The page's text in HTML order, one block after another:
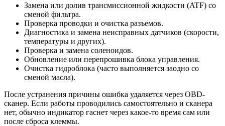
Замена или долив трансмиссионной жидкости (ATF) со
сменой фильтра.
Проверка проводки и очистка разъемов.
Диагностика и замена неисправных датчиков (скорости,
температуры и других).
Проверка и замена соленоидов.
Обновление или перепрошивка блока управления.
Очистка гидроблока (часто выполняется заодно со
сменой масла).
После устранения причины ошибка удаляется через OBD-
сканер. Если работы проводились самостоятельно и сканера
нет, обычно индикатор гаснет через какое-то время сам или
после сброса клеммы.